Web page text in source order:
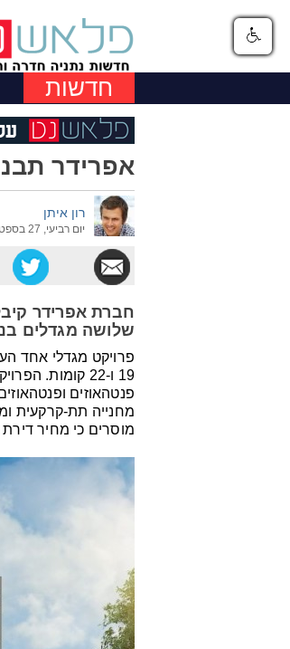
חדשות
אפרידר
רון איתן
יום רביעי, 27 בספטמבר 2017, 15:34
חברת אפרידר
שלושה מגדלים בני 19,18 ו-22
מחנייה תת-קרקעית
מוסרים כי מחיר דירת 3 חדרים יתחיל מ-1,230,00 שקלים.